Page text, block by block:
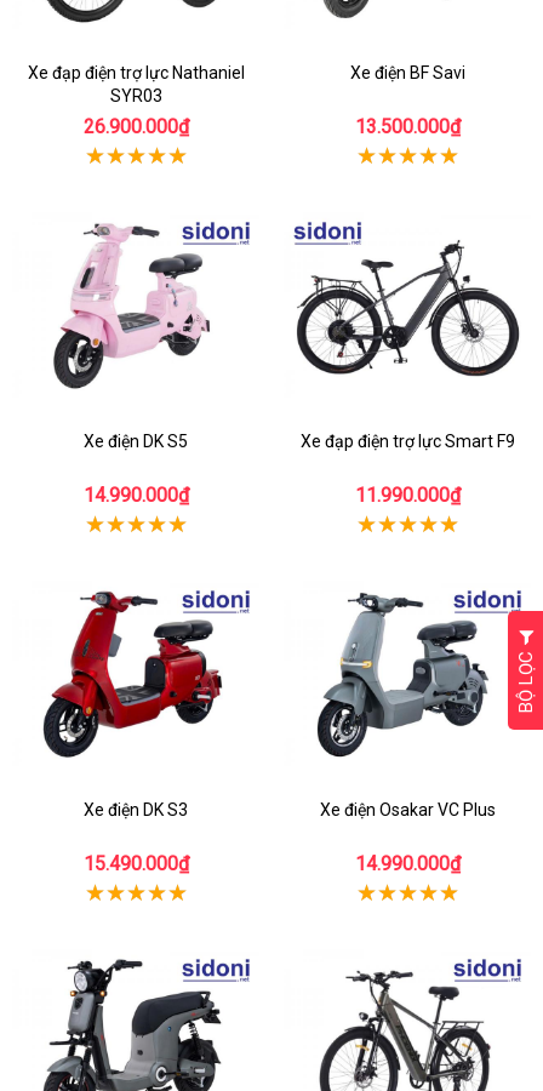
Xe đạp điện trợ lực Nathaniel
SYR03
26.900.000₫
Xe điện BF Savi
13.500.000₫
Xe điện DK S5
14.990.000₫
Xe đạp điện trợ lực Smart F9
11.990.000₫
Xe điện DK S3
15.490.000₫
Xe điện Osakar VC Plus
14.990.000₫
BỘ LỌC